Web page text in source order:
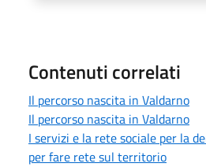
Contenuti correlati
Il percorso nascita in Valdarno
Il percorso nascita in Valdarno
I servizi e la rete sociale per la
per fare rete sul territorio